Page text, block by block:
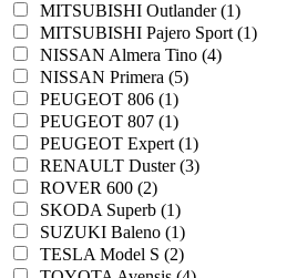
MITSUBISHI Outlander (1)
MITSUBISHI Pajero Sport (1)
NISSAN Almera Tino (4)
NISSAN Primera (5)
PEUGEOT 806 (1)
PEUGEOT 807 (1)
PEUGEOT Expert (1)
RENAULT Duster (3)
ROVER 600 (2)
SKODA Superb (1)
SUZUKI Baleno (1)
TESLA Model S (2)